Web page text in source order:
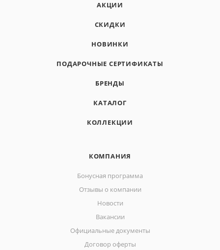
АКЦИИ
СКИДКИ
НОВИНКИ
ПОДАРОЧНЫЕ СЕРТИФИКАТЫ
БРЕНДЫ
КАТАЛОГ
КОЛЛЕКЦИИ
КОМПАНИЯ
Бонусная программа
Отзывы о компании
Новости
Вакансии
Официальные документы
Договор оферты